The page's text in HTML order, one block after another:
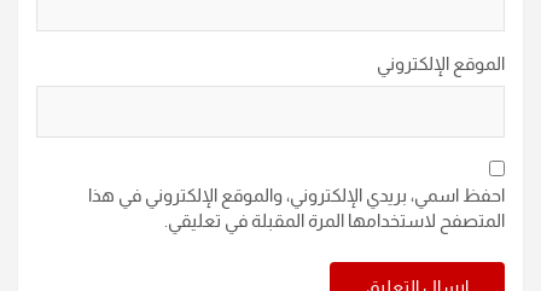
الموقع الإلكتروني
احفظ اسمي، بريدي الإلكتروني، والموقع الإلكتروني في هذا
المتصفح لاستخدامها المرة المقبلة في تعليقي.